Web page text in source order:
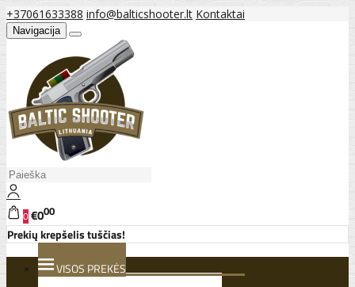
+37061633388 info@balticshooter.lt Kontaktai
Navigacija
0€000
Prekių krepšelis tuščias!
VISOS PREKĖS